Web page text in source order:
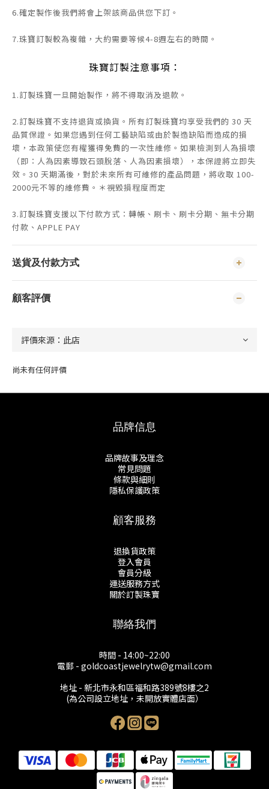
6.確定製作後我們將會上架該商品供您下訂。
7.珠寶訂製較為複雜，大約需要等候4-8週左右的時間。
珠寶訂製注意事項：
1.訂製珠寶一旦開始製作，將不得取消及退款。
2.訂製珠寶不支持退貨或換貨。所有訂製珠寶均享受我們的 30 天
品質保證。如果您遇到任何工藝缺陷或由於製造缺陷而造成的損
壞，本政策使您有權獲得免費的一次性維修。如果檢測到人為損壞
（即：人為因素導致石頭脫落、人為因素損壞），本保證將立即失
效。30 天期滿後，對於未來所有可維修的產品問題，將收取 100-
2000元不等的維修費。＊視毀損程度而定
3.訂製珠寶支援以下付款方式：轉帳、刷卡、刷卡分期、無卡分期
付款、APPLE PAY
送貨及付款方式
顧客評價
尚未有任何評價
品牌信息
品牌故事及理念
常見問題
條款與細則
隱私保護政策
顧客服務
退換貨政策
登入會員
會員分級
運送服務方式
關於訂製珠寶
聯絡我們
時間 - 14:00~22:00
電郵 - goldcoastjewelrytw@gmail.com
地址 - 新北市永和區福和路389號8樓之2
(為公司設立地址，未開放實體店面）